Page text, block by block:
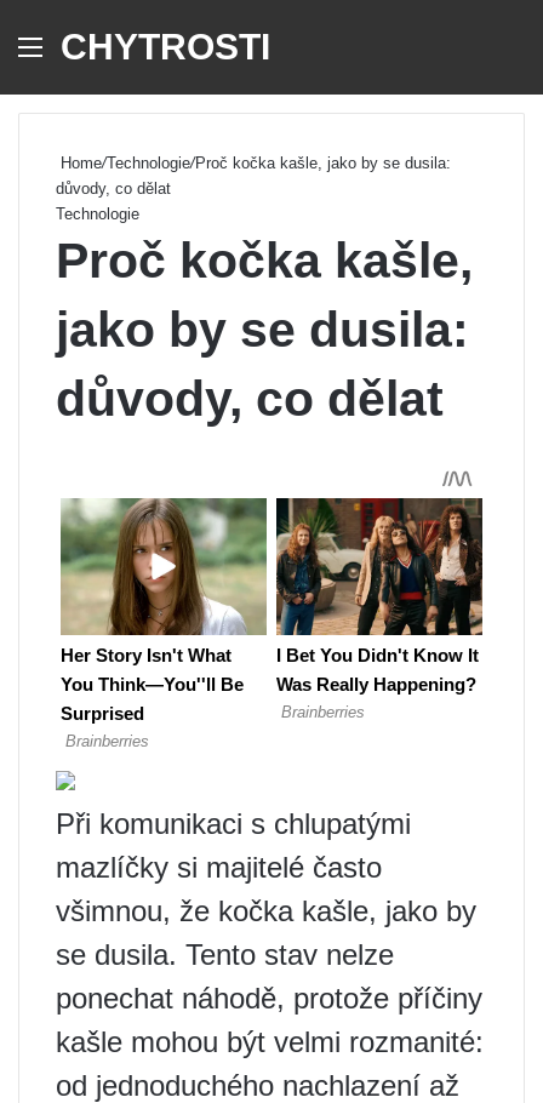
Menu
CHYTROSTI
Home/Technologie/Proč kočka kašle, jako by se dusila:
důvody, co dělat
Technologie
Proč kočka kašle,
jako by se dusila:
důvody, co dělat
Při komunikaci s chlupatými
mazlíčky si majitelé často
všimnou, že kočka kašle, jako by
se dusila. Tento stav nelze
ponechat náhodě, protože příčiny
kašle mohou být velmi rozmanité:
od jednoduchého nachlazení až